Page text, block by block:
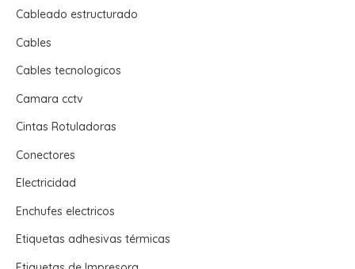
Cableado estructurado
Cables
Cables tecnologicos
Camara cctv
Cintas Rotuladoras
Conectores
Electricidad
Enchufes electricos
Etiquetas adhesivas térmicas